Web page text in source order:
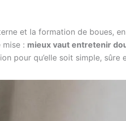
et la formation de boues,
: mieux vaut entretenir
pour qu’elle soit simple, sûre